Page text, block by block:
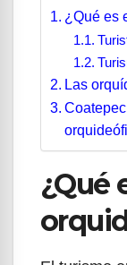
¿Qué es
Las
¿Qué